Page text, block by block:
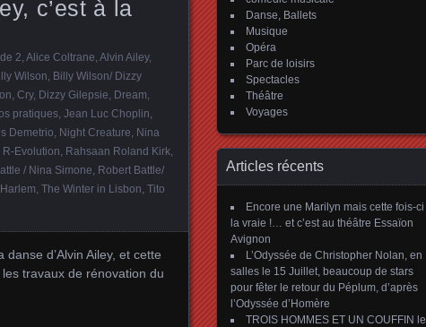
c’est à la
2 Alice Coltrane Alvin Ailey,
Wilson Billy Wilson/ Dizzy
Cry, Dizzy Gilepsie Dream
pratiques Jean Luc Choplin
Demetrio Night Creature Nina
R-Evolution Rahsaan Roland Kirk
/ Nina Simone Robert Battle/
The Winter in Lisbon Tito
d’Alvin Ailey, et cette
travaux de rénovation du
Danse, Ballets
Musique
Opéra
Parc de loisirs
Spectacles
Théâtre
Voyages
Articles récents
Encore une Marilyn mais cette fois-ci
la vraie !… et c’est au théâtre Essaïon
Avignon
L’Odyssée de Christopher Nolan, en
salles le 15 Juillet, beaucoup de stars
pour fêter le retour du Péplum, d’après
l’Odyssée d’Homère
TROIS HOMMES ET UN COUFFIN le